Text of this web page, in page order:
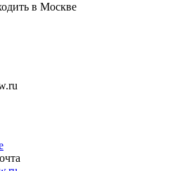
в Москве